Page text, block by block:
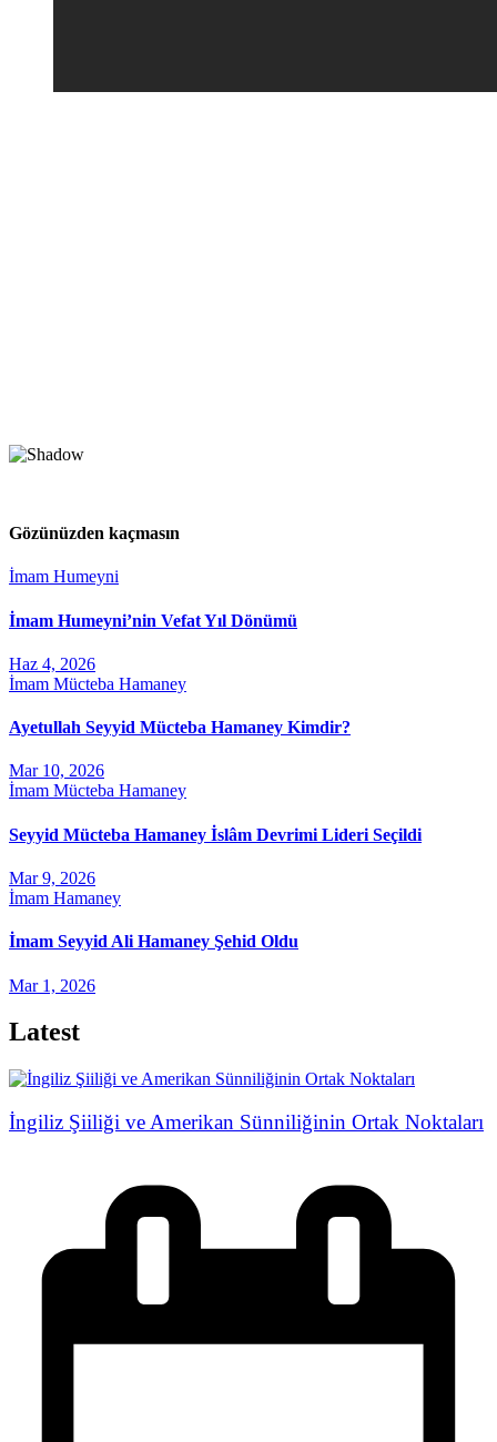
Gözünüzden kaçmasın
İmam Humeyni
İmam Humeyni’nin Vefat Yıl Dönümü
Haz 4, 2026
İmam Mücteba Hamaney
Ayetullah Seyyid Mücteba Hamaney Kimdir?
Mar 10, 2026
İmam Mücteba Hamaney
Seyyid Mücteba Hamaney İslâm Devrimi Lideri Seçildi
Mar 9, 2026
İmam Hamaney
İmam Seyyid Ali Hamaney Şehid Oldu
Mar 1, 2026
Latest
İngiliz Şiiliği ve Amerikan Sünniliğinin Ortak Noktaları